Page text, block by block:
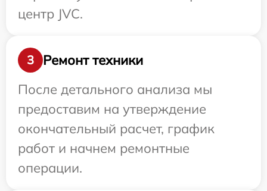
центр JVC.
3
Ремонт техники
После детального анализа мы
предоставим на утверждение
окончательный расчет, график
работ и начнем ремонтные
операции.